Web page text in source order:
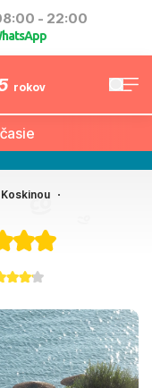
- 22:00
rokov
Koskinou